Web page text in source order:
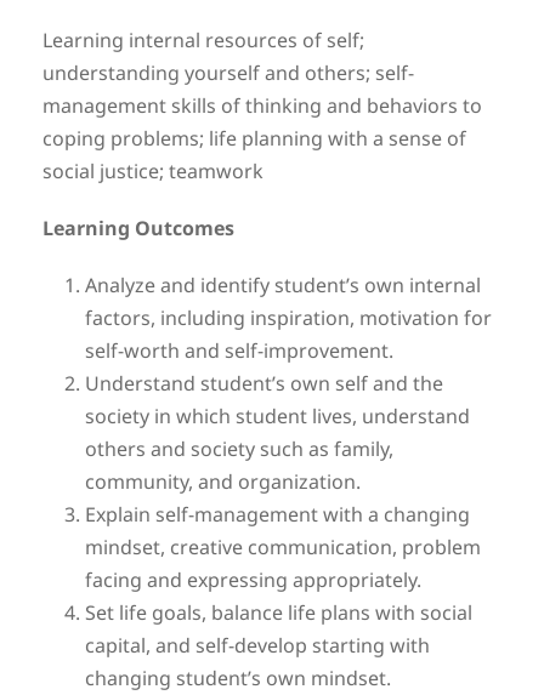
Learning internal resources of self;
understanding yourself and others; self-
management skills of thinking and behaviors to
coping problems; life planning with a sense of
social justice; teamwork
Learning Outcomes
Analyze and identify student’s own internal
factors, including inspiration, motivation for
self-worth and self-improvement.
Understand student’s own self and the
society in which student lives, understand
others and society such as family,
community, and organization.
Explain self-management with a changing
mindset, creative communication, problem
facing and expressing appropriately.
Set life goals, balance life plans with social
capital, and self-develop starting with
changing student’s own mindset.